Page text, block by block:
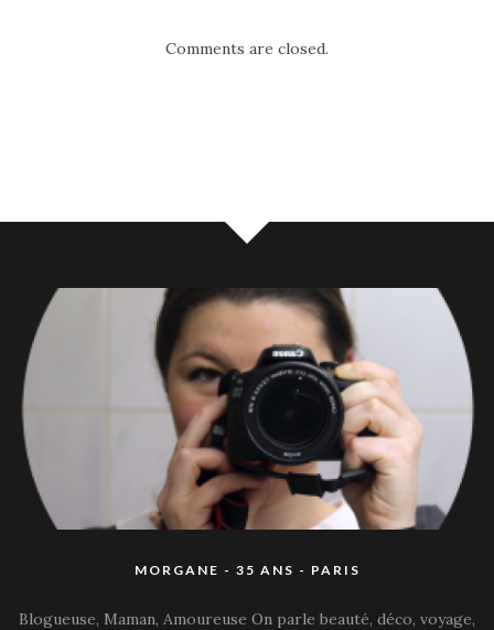
Comments are closed.
MORGANE - 35 ANS - PARIS
Blogueuse, Maman, Amoureuse On parle beauté, déco, voyage,